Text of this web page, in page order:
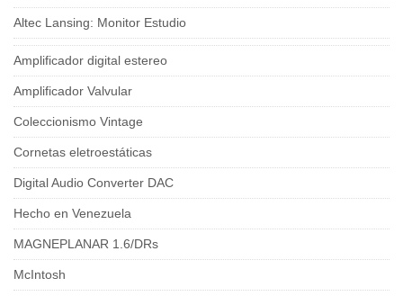
Altec Lansing: Monitor Estudio
Amplificador digital estereo
Amplificador Valvular
Coleccionismo Vintage
Cornetas eletroestáticas
Digital Audio Converter DAC
Hecho en Venezuela
MAGNEPLANAR 1.6/DRs
McIntosh